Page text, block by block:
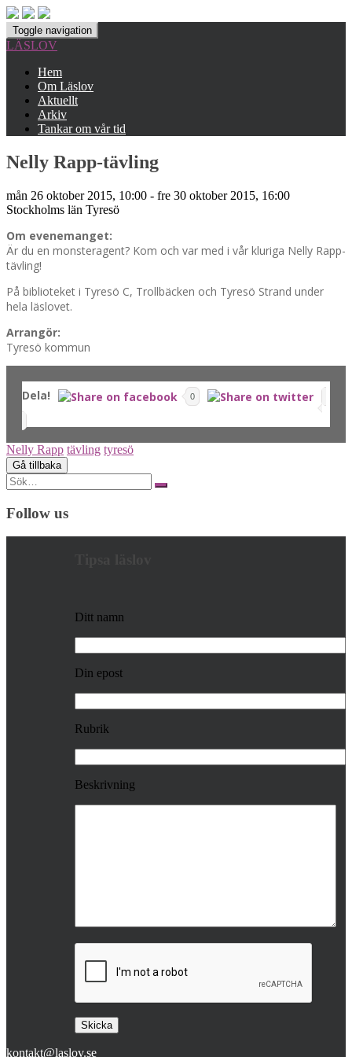
Toggle navigation
LÄSLOV
Hem
Om Läslov
Aktuellt
Arkiv
Tankar om vår tid
Nelly Rapp-tävling
mån 26 oktober 2015, 10:00 - fre 30 oktober 2015, 16:00
Stockholms län Tyresö
Om evenemanget:
Är du en monsteragent? Kom och var med i vår kluriga Nelly Rapp-
tävling!
På biblioteket i Tyresö C, Trollbäcken och Tyresö Strand under
hela läslovet.
Arrangör:
Tyresö kommun
Dela! 0
Nelly Rapp tävling tyresö
Search
for:
Follow us
Ditt namn
Din epost
Rubrik
Beskrivning
kontakt@laslov.se